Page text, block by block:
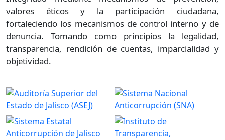
valores éticos y la participación ciudadana,
fortaleciendo los mecanismos de control interno y de
denuncia. Tomando como principios la legalidad,
transparencia, rendición de cuentas, imparcialidad y
objetividad.